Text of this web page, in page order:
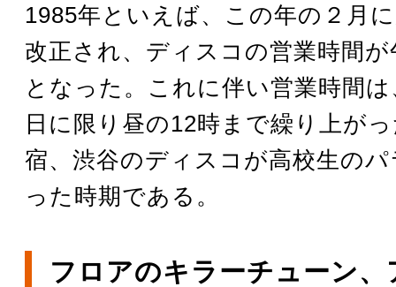
1985年といえば、この年の２月
改正され、ディスコの営業時間
となった。これに伴い営業時間
日に限り昼の12時まで繰り上が
宿、渋谷のディスコが高校生の
った時期である。
フロアのキラーチューン、